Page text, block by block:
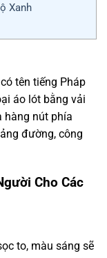
Xanh
tên tiếng Pháp
áo lót bằng vải
hàng nút phía
đường, công
Cho Các
to, màu sáng sẽ